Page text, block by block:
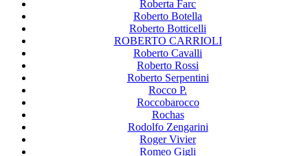
Roberta Farc
Roberto Botella
Roberto Botticelli
ROBERTO CARRIOLI
Roberto Cavalli
Roberto Rossi
Roberto Serpentini
Rocco P.
Roccobarocco
Rochas
Rodolfo Zengarini
Roger Vivier
Romeo Gigli